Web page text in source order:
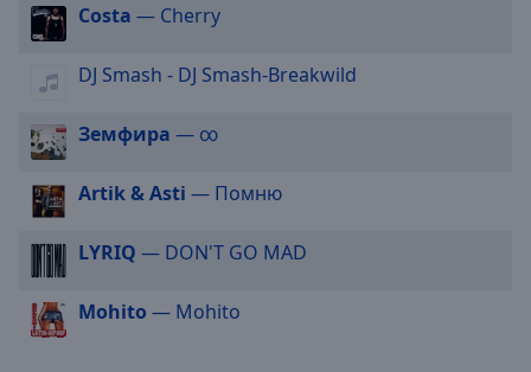
dialog
window.
Escape
cancel
and
window.
Text
Color
Costa — Cherry
DJ Smash - DJ Smash-Breakwild
Земфира — ∞
Artik & Asti — Помню
LYRIQ — DON'T GO MAD
Mohito — Mohito